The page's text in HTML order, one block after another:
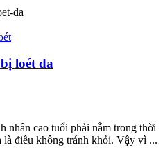
loét da
nhân cao tuổi phải nằm trong thời
là điều không tránh khỏi. Vậy vì ...